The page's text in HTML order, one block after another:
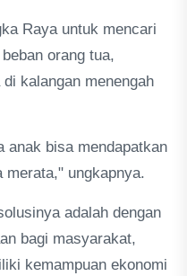
Raya untuk mencari
orang tua,
kalangan menengah
anak bisa mendapatkan
merata," ungkapnya.
adalah dengan
bagi masyarakat,
kemampuan ekonomi